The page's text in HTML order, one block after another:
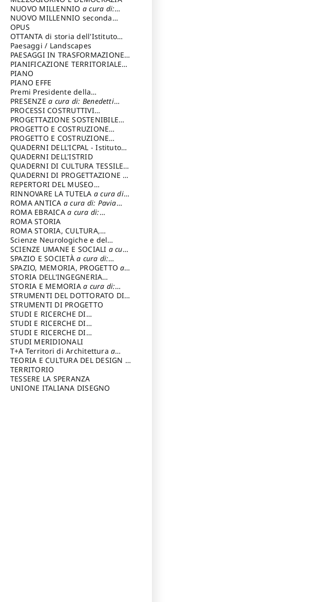
NUOVO MILLENNIO a cura di:
Capaldo Pellegrino
NUOVO MILLENNIO seconda
serie
Francesco
OPUS
OTTANTA di storia dell'Istituto
storia dell’Istitutoa cura di:
Cavalieri Patrizia
Paesaggi / Landscapes
PAESAGGI IN TRASFORMAZIONEa
cura di: Corti Enrico A.
PIANIFICAZIONE TERRITORIALE
URBANISTICA ED AMBIENTALE
cura di: Costa Enrico
PIANO
PIANO EFFE
Premi Presidente della
Repubblica
PRESENZEa cura di: Benedetti
Sandro
PROCESSI COSTRUTTIVI
DELL'ARCHITETTURAa cura di:
Ippoliti Alessandro
PROGETTAZIONE SOSTENIBILE
PARTECIPATA
PROGETTO E COSTRUZIONE
DELL’ARCHITETTURA
PROGETTO E COSTRUZIONE
SOSTENIBILE
QUADERNI DELL'ICPAL - Istituto
centrale per il restauro e la
conservazione del patrimonio
archivistico e librario
QUADERNI DELL'ISTRID
QUADERNI DI CULTURA TESSILEa
cura di: Crispolti Livia
QUADERNI DI PROGETTAZIONE a
cura di: Giura Longo Tommaso
REPERTORI DEL MUSEO
CENTRALE DEL RISORGIMENTOa
cura di: Pizzo Marco
RINNOVARE LA TUTELA a cura di:
Cicalò Enrico
ROMA ANTICA a cura di: Pavia
Carlo
ROMA EBRAICAa cura di:
Procaccia Claudio
ROMA STORIA
ROMA STORIA, CULTURA,
IMMAGINEa cura di: Fagiolo
Marcello
Scienze Neurologiche e del
Comportamento
SCIENZE UMANE E SOCIALI a cura
di: Iannizzi Salvatore
SPAZIO E SOCIETÀa cura di:
Cassetti Roberto
SPAZIO, MEMORIA, PROGETTOa
cura di: Rossi Massimo
STORIA DELL'INGEGNERIA
STRUTTURALE IN ITALIAa cura di:
Poretti Sergio
STORIA E MEMORIAa cura di:
Rossi Lauro
STRUMENTI DEL DOTTORATO DI
RICERCA IN RILIEVO E
RAPPRESENTAZIONE
DELL’ARCHITETTURA E
DELL’AMBIENTEa cura di: Migliari
Riccardo
STRUMENTI DI PROGETTO
STUDI E RICERCHE DI
ARCHEOLOGIA IN SICILIA
di: Pelagatti Paola
STUDI E RICERCHE DI
ARCHITETTURA del Dipartimento
di Architettura Università degli
Studi G. d' Annunzio
STUDI E RICERCHE DI
ARCHITETTURA del Dipartimento
di Architettura Università degli
Studi G. d' Annunzio, Chieti-
Pescaraa cura di: Fusero Paolo
STUDI MERIDIONALI
T+A Territori di Architetturaa
cura di: Ramazzotti Luigi
TEORIA E CULTURA DEL DESIGN a
cura di: Furlanis Giuseppe
TERRITORIO
TESSERE LA SPERANZA
UNIONE ITALIANA DISEGNO